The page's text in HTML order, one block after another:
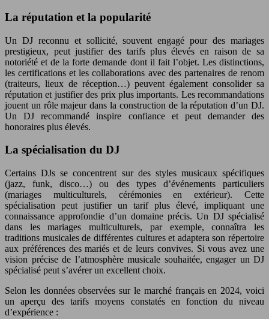
La réputation et la popularité
Un DJ reconnu et sollicité, souvent engagé pour des mariages
prestigieux, peut justifier des tarifs plus élevés en raison de sa
notoriété et de la forte demande dont il fait l’objet. Les distinctions,
les certifications et les collaborations avec des partenaires de renom
(traiteurs, lieux de réception…) peuvent également consolider sa
réputation et justifier des prix plus importants. Les recommandations
jouent un rôle majeur dans la construction de la réputation d’un DJ.
Un DJ recommandé inspire confiance et peut demander des
honoraires plus élevés.
La spécialisation du DJ
Certains DJs se concentrent sur des styles musicaux spécifiques
(jazz, funk, disco…) ou des types d’événements particuliers
(mariages multiculturels, cérémonies en extérieur). Cette
spécialisation peut justifier un tarif plus élevé, impliquant une
connaissance approfondie d’un domaine précis. Un DJ spécialisé
dans les mariages multiculturels, par exemple, connaîtra les
traditions musicales de différentes cultures et adaptera son répertoire
aux préférences des mariés et de leurs convives. Si vous avez une
vision précise de l’atmosphère musicale souhaitée, engager un DJ
spécialisé peut s’avérer un excellent choix.
Selon les données observées sur le marché français en 2024, voici
un aperçu des tarifs moyens constatés en fonction du niveau
d’expérience :